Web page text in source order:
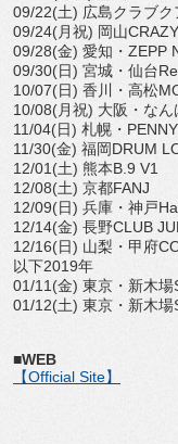
09/22(土) 広島クラブク
09/24(月祝) 岡山
09/28(金) 愛知・ZEPP
09/30(日) 宮城・仙台
10/07(日) 香川・高松
10/08(月祝) 大阪・なん
11/04(日) 札幌・
11/30(金) 福岡DRUM
12/01(土) 熊本B.9 V1
12/08(土) 京都FANJ
12/09(日) 兵庫・神戸
12/14(金) 長野CLUB
12/16(日) 山梨・甲府
以下2019年
01/11(金) 東京・新木
01/12(土) 東京・新木
■WEB
【Official Site】